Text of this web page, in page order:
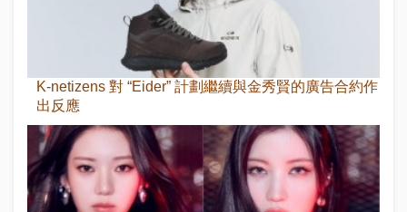
K-netizens 對 “Eider” 計劃繼續與金秀賢的廣告合約作
出反應